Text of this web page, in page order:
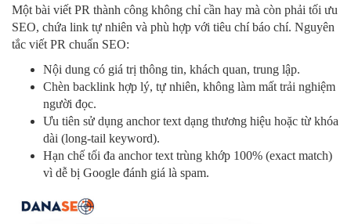
Một bài viết PR thành công không chỉ cần hay mà còn phải tối ưu
SEO, chứa link tự nhiên và phù hợp với tiêu chí báo chí. Nguyên
tắc viết PR chuẩn SEO:
Nội dung có giá trị thông tin, khách quan, trung lập.
Chèn backlink hợp lý, tự nhiên, không làm mất trải nghiệm
người đọc.
Ưu tiên sử dụng anchor text dạng thương hiệu hoặc từ khóa
dài (long-tail keyword).
Hạn chế tối đa anchor text trùng khớp 100% (exact match)
vì dễ bị Google đánh giá là spam.